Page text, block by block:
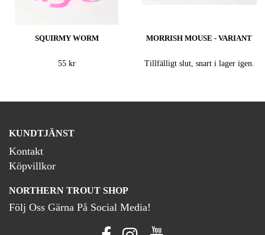
SQUIRMY WORM
55 kr
MORRISH MOUSE - VARIANT
Tillfälligt slut, snart i lager igen.
KUNDTJÄNST
Kontakt
Köpvillkor
NORTHERN TROUT SHOP
Följ Oss Gärna På Social Media!